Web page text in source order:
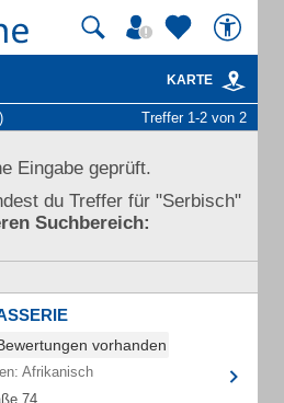
KARTE
Treffer 1-2 von 2
Eingabe geprüft.
du Treffer für "Serbisch"
Suchbereich:
vorhanden
Afrikanisch
74